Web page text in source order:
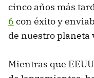
cinco años más
6 con éxito y
de nuestro planeta
Mientras que